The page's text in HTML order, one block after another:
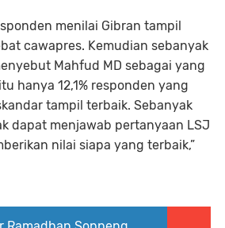
menilai Gibran tampil
cawapres. Kemudian sebanyak
Mahfud MD sebagai yang
hanya 12,1% responden yang
tampil terbaik. Sebanyak
dapat menjawab pertanyaan LSJ
nilai siapa yang terbaik,”